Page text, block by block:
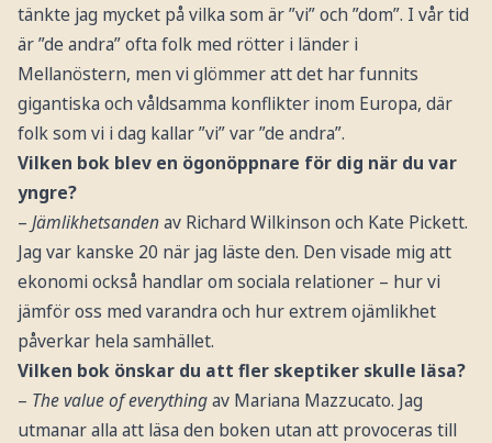
tänkte jag mycket på vilka som är ”vi” och ”dom”. I vår tid
är ”de andra” ofta folk med rötter i länder i
Mellanöstern, men vi glömmer att det har funnits
gigantiska och våldsamma konflikter inom Europa, där
folk som vi i dag kallar ”vi” var ”de andra”.
Vilken bok blev en ögonöppnare för dig när du var
yngre?
– Jämlikhetsandenav Richard Wilkinson och Kate Pickett.
Jag var kanske 20 när jag läste den. Den visade mig att
ekonomi också handlar om sociala relationer – hur vi
jämför oss med varandra och hur extrem ojämlikhet
påverkar hela samhället.
Vilken bok önskar du att fler skeptiker skulle läsa?
– The value of everythingav Mariana Mazzucato. Jag
utmanar alla att läsa den boken utan att provoceras till